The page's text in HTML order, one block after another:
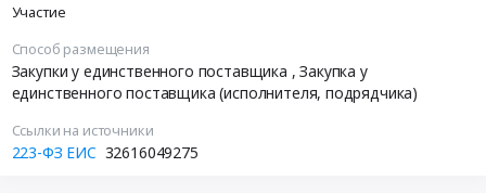
Участие
Способ размещения
Закупки у единственного поставщика , Закупка у
единственного поставщика (исполнителя, подрядчика)
Ссылки на источники
223-ФЗ ЕИС 32616049275